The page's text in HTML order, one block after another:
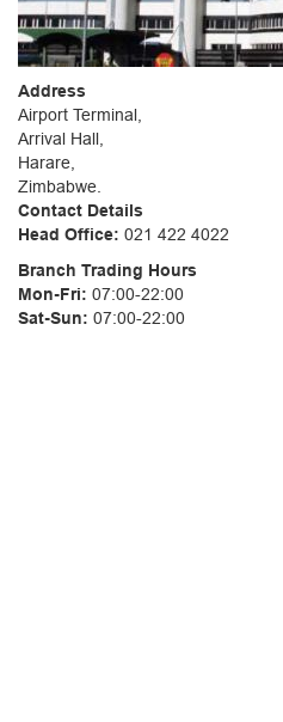
Address
Airport Terminal,
Arrival Hall,
Harare,
Zimbabwe.
Contact Details
Head Office: 021 422 4022
Branch Trading Hours
Mon-Fri: 07:00-22:00
Sat-Sun: 07:00-22:00